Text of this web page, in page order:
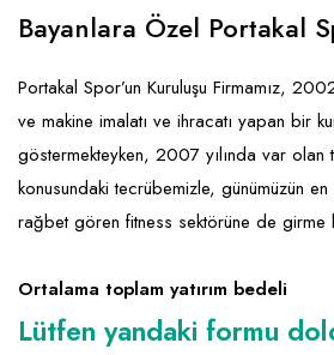
Ev Hizmetleri
Sağlık Güzellik
Turizm - Eğlence
Market FMGC - Katlı Mağaza
Mobilya ve Ev Tekstili
Oyuncak ve Hediyelik
Takı
Yapı Malzemesi - Hırdavat
Gayrimenkul
Gıda ve Sarf Malzemeleri
Güvenlik - Temizlik
Giyim - Aksesuar
Hukuk - Marka - Patent ve
Isıtma - Soğutma ve
Lojistik - Kargo ve Kurye
Bayanlara Özel Portakal
Portakal Spor’un Kuruluşu Firmamız,
ve makine imalatı ve ihracatı yapan bir
göstermekteyken, 2007 yılında var olan
konusundaki tecrübemizle, günümüzün
rağbet gören fitness sektörüne de girme
Ortalama toplam yatırım bedeli
Lütfen yandaki formu